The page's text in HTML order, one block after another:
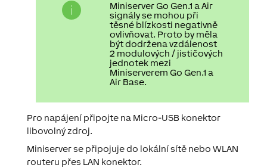
Miniserver Go Gen.1 a Air
signály se mohou při
těsné blízkosti negativně
ovlivňovat. Proto by měla
být dodržena vzdálenost
2 modulových / jističových
jednotek mezi
Miniserverem Go Gen.1 a
Air Base.
Pro napájení připojte na Micro-USB konektor
libovolný zdroj.
Miniserver se připojuje do lokální sítě nebo WLAN
routeru přes LAN konektor.